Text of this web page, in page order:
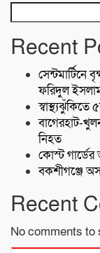
Recent
সেন্টমার্টিনে
ফরিদুল
বাগেরহাট-
নিহত
কোস্ট
বকশীগঞ্জে
Recent
No comments to